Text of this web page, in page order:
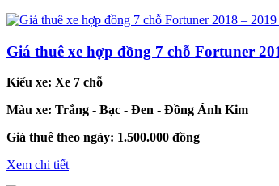
Giá thuê xe hợp đồng 7 chỗ Fortuner
Kiểu xe: Xe 7 chỗ
Màu xe: Trắng - Bạc - Đen - Đồng Ánh Kim
Giá thuê theo ngày: 1.500.000 đồng
Xem chi tiết